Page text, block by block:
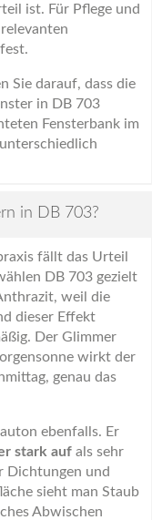
ist. Für Pflege und
Sie darauf, dass die
in DB 703
Fensterbank im
in DB 703?
fällt das Urteil
DB 703 gezielt
weil die
dieser Effekt
Der Glimmer
wirkt der
genau das
ebenfalls. Er
stark auf als sehr
Dichtungen und
sieht man Staub
Abwischen